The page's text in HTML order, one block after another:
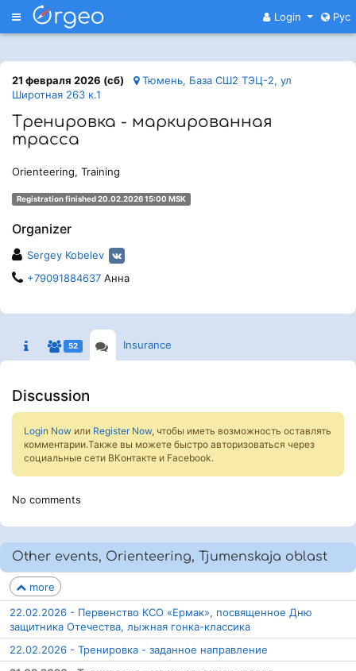
Меню Login Рус
21 февраля 2026 (сб)
Тюмень, База СШ2 ТЭЦ-2, ул
Широтная 263 к.1
Тренировка - маркированная
трасса
Orienteering, Training
Registration finished 20.02.2026 15:00 MSK
Organizer
Sergey Kobelev
+79091884637 Анна
52 Insurance
Discussion
Login Now или Register Now, чтобы иметь возможность оставлять
комментарии.Также вы можете быстро авторизоваться через
социальные сети ВКонтакте и Facebook.
No comments
Other events, Orienteering, Tjumenskaja oblast
more
22.02.2026 - Первенство КСО «Ермак», посвященное Дню
защитника Отечества, лыжная гонка-классика
22.02.2026 - Тренировка - заданное направление